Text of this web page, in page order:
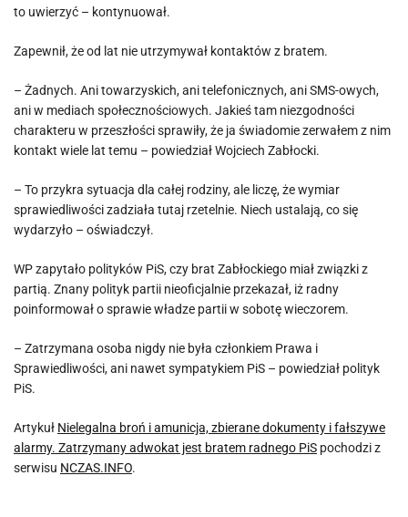
to uwierzyć – kontynuował.
Zapewnił, że od lat nie utrzymywał kontaktów z bratem.
– Żadnych. Ani towarzyskich, ani telefonicznych, ani SMS-owych,
ani w mediach społecznościowych. Jakieś tam niezgodności
charakteru w przeszłości sprawiły, że ja świadomie zerwałem z nim
kontakt wiele lat temu – powiedział Wojciech Zabłocki.
– To przykra sytuacja dla całej rodziny, ale liczę, że wymiar
sprawiedliwości zadziała tutaj rzetelnie. Niech ustalają, co się
wydarzyło – oświadczył.
WP zapytało polityków PiS, czy brat Zabłockiego miał związki z
partią. Znany polityk partii nieoficjalnie przekazał, iż radny
poinformował o sprawie władze partii w sobotę wieczorem.
– Zatrzymana osoba nigdy nie była członkiem Prawa i
Sprawiedliwości, ani nawet sympatykiem PiS – powiedział polityk
PiS.
Artykuł Nielegalna broń i amunicja, zbierane dokumenty i fałszywe
alarmy. Zatrzymany adwokat jest bratem radnego PiS pochodzi z
serwisu NCZAS.INFO.